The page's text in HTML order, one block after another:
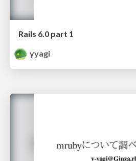
Rails 6.0 part 1
yyagi